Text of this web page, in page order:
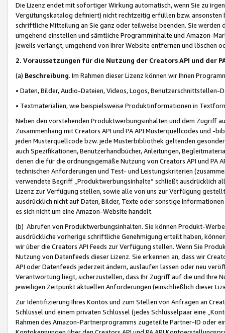
Die Lizenz endet mit sofortiger Wirkung automatisch, wenn Sie zu
Vergütungskatalog definiert) nicht rechtzeitig erfüllen bzw. ansonsten
schriftliche Mitteilung an Sie ganz oder teilweise beenden. Sie werden
umgehend einstellen und sämtliche Programminhalte und Amazon-
jeweils verlangt, umgehend von Ihrer Website entfernen und löschen
2. Voraussetzungen für die Nutzung der Creators API und der
(a) Beschreibung. Im Rahmen dieser Lizenz können wir Ihnen
• Daten, Bilder, Audio-Dateien, Videos, Logos, Benutzerschnittstellen-
• Textmaterialien, wie beispielsweise Produktinformationen in
Neben den vorstehenden Produktwerbungsinhalten und dem Zugriff
Zusammenhang mit Creators API und PA API Musterquellcodes und
jeden Musterquellcode bzw. jede Musterbibliothek geltenden
auch Spezifikationen, Benutzerhandbücher, Anleitungen,
denen die für die ordnungsgemäße Nutzung von Creators API und PA
technischen Anforderungen und Test- und Leistungskriterien
verwendete Begriff „Produktwerbungsinhalte“ schließt ausdrücklich
Lizenz zur Verfügung stellen, sowie alle von uns zur Verfügung
ausdrücklich nicht auf Daten, Bilder, Texte oder sonstige
es sich nicht um eine Amazon-Website handelt.
(b) Abrufen von Produktwerbungsinhalten. Sie können Produkt-
ausdrückliche vorherige schriftliche Genehmigung erteilt haben,
wir über die Creators API Feeds zur Verfügung stellen. Wenn Sie
Nutzung von Datenfeeds dieser Lizenz. Sie erkennen an, dass wir
API oder Datenfeeds jederzeit ändern, auslaufen lassen oder neu
Verantwortung liegt, sicherzustellen, dass Ihr Zugriff auf die und Ihre
jeweiligen Zeitpunkt aktuellen Anforderungen (einschließlich dieser
Zur Identifizierung Ihres Kontos und zum Stellen von Anfragen an
Schlüssel und einem privaten Schlüssel (jedes Schlüsselpaar eine
Rahmen des Amazon-Partnerprogramms zugeteilte Partner-ID oder